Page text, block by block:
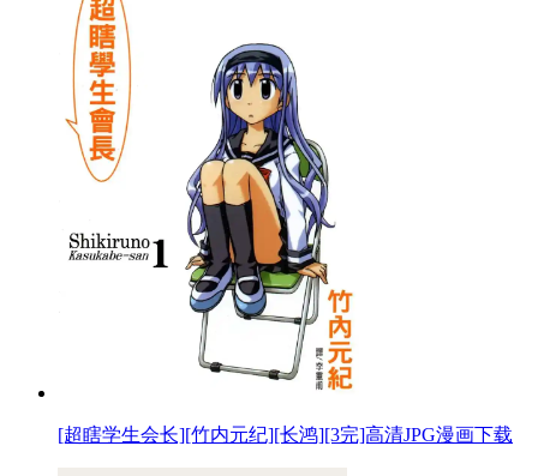
[超瞎学生会长][竹内元纪][长鸿][3完]高清JPG漫画下载